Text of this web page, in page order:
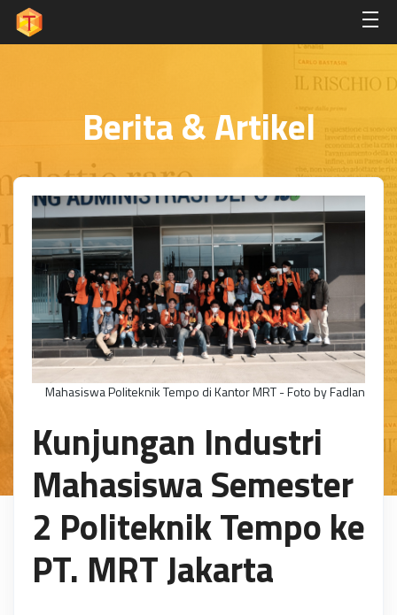
Berita & Artikel
Mahasiswa Politeknik Tempo di Kantor MRT - Foto by Fadlan
Kunjungan Industri
Mahasiswa Semester
2 Politeknik Tempo ke
PT. MRT Jakarta